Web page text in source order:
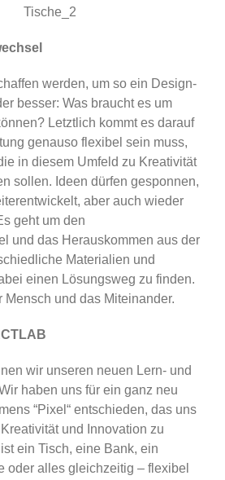
werden, um so ein Design-
besser: Was braucht es um
Letztlich kommt es darauf
genauso flexibel sein muss,
in diesem Umfeld zu Kreativität
sollen. Ideen dürfen gesponnen,
aber auch wieder
geht um den
und das Herauskommen aus der
Materialien und
einen Lösungsweg zu finden.
Mensch und das Miteinander.
wir unseren neuen Lern- und
haben uns für ein ganz neu
“Pixel“ entschieden, das uns
und Innovation zu
ein Tisch, eine Bank, ein
oder alles gleichzeitig – flexibel